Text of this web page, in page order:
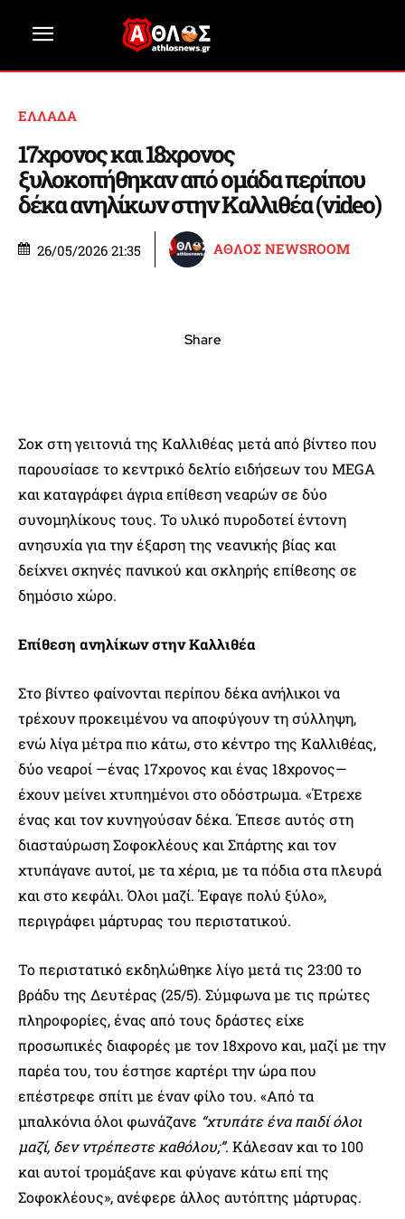
ΕΛΛΑΔΑ
17χρονος και 18χρονος
ξυλοκοπήθηκαν από ομάδα περίπου
δέκα ανηλίκων στην Καλλιθέα (video)
26/05/2026 21:35 ΑΘΛΟΣ NEWSROOM
Share
Σοκ στη γειτονιά της Καλλιθέας μετά από βίντεο που
παρουσίασε το κεντρικό δελτίο ειδήσεων του MEGA
και καταγράφει άγρια επίθεση νεαρών σε δύο
συνομηλίκους τους. Το υλικό πυροδοτεί έντονη
ανησυχία για την έξαρση της νεανικής βίας και
δείχνει σκηνές πανικού και σκληρής επίθεσης σε
δημόσιο χώρο.
Επίθεση ανηλίκων στην Καλλιθέα
Στο βίντεο φαίνονται περίπου δέκα ανήλικοι να
τρέχουν προκειμένου να αποφύγουν τη σύλληψη,
ενώ λίγα μέτρα πιο κάτω, στο κέντρο της Καλλιθέας,
δύο νεαροί —ένας 17χρονος και ένας 18χρονος—
έχουν μείνει χτυπημένοι στο οδόστρωμα. «Έτρεχε
ένας και τον κυνηγούσαν δέκα. Έπεσε αυτός στη
διασταύρωση Σοφοκλέους και Σπάρτης και τον
χτυπάγανε αυτοί, με τα χέρια, με τα πόδια στα πλευρά
και στο κεφάλι. Όλοι μαζί. Έφαγε πολύ ξύλο»,
περιγράφει μάρτυρας του περιστατικού.
Το περιστατικό εκδηλώθηκε λίγο μετά τις 23:00 το
βράδυ της Δευτέρας (25/5). Σύμφωνα με τις πρώτες
πληροφορίες, ένας από τους δράστες είχε
προσωπικές διαφορές με τον 18χρονο και, μαζί με την
παρέα του, του έστησε καρτέρι την ώρα που
επέστρεφε σπίτι με έναν φίλο του. «Από τα
μπαλκόνια όλοι φωνάζανε “χτυπάτε ένα παιδί όλοι
μαζί, δεν ντρέπεστε καθόλου;”. Κάλεσαν και το 100
και αυτοί τρομάξανε και φύγανε κάτω επί της
Σοφοκλέους», ανέφερε άλλος αυτόπτης μάρτυρας.